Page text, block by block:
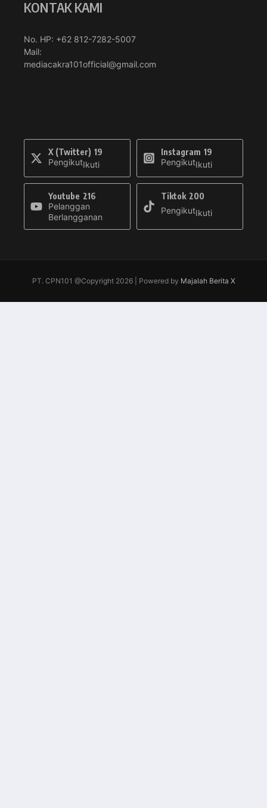
KONTAK KAMI
No. HP: +62 812-7282-5007
Mail:
mediacakra101official@gmail.com
X (Twitter) 19
PengikutIkuti
Instagram 19
PengikutIkuti
Youtube 216
Pelanggan
Berlangganan
Tiktok 200
PengikutIkuti
PT. CPN101 @Copyright 2026 | Powered by Majalah Berita X